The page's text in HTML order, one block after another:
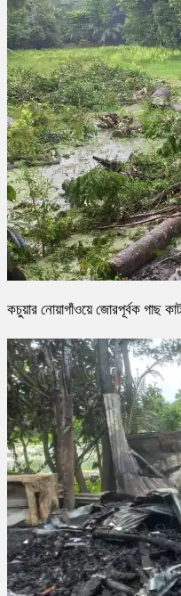
কচুয়ার নোয়াগাঁওয়ে জোরপূর্বক গাছ